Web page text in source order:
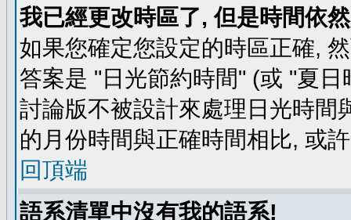
我已經更改時區了, 但是時間依
如果您確定您設定的時區正確,
答案是 "日光節約時間" (或 "夏
討論版不被設計來處理日光時間
的月份時間與正確時間相比, 或
回頂端
語系清單中沒有我的語系!